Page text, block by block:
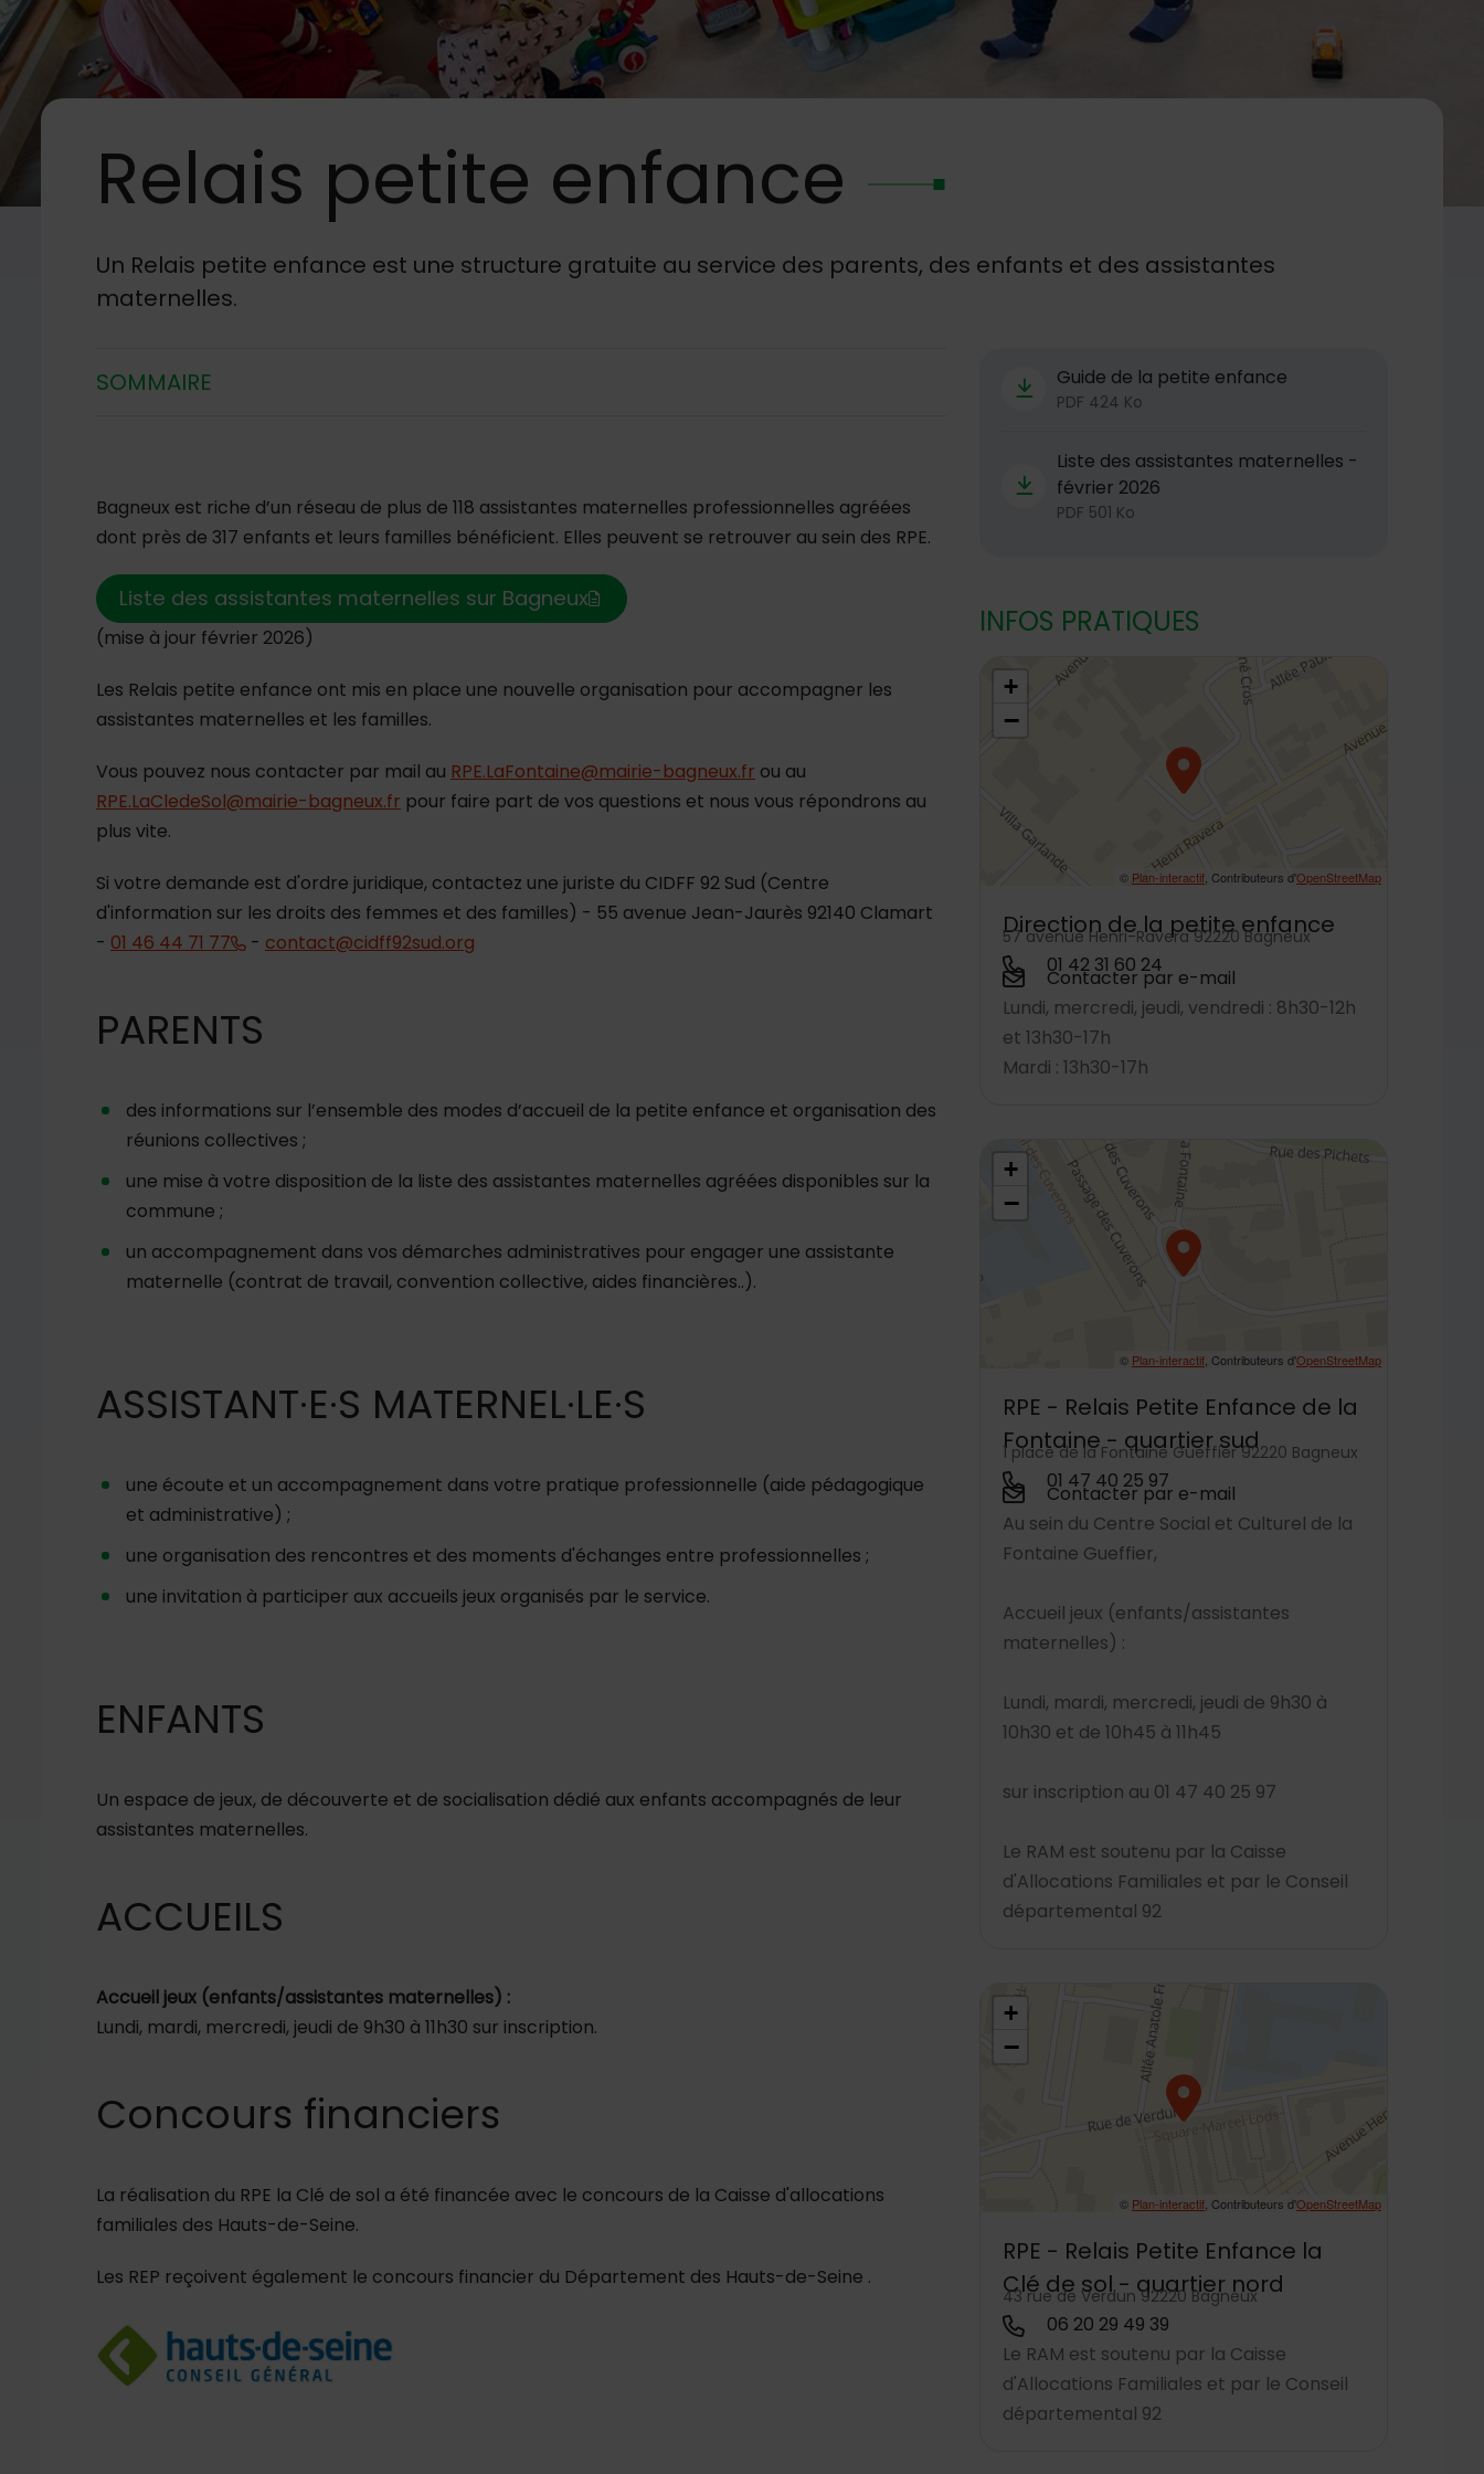
Image d'illustration de Relais petite enfance
Relais petite enfance
Un Relais petite enfance est une structure gratuite au service des parents, des enfants et des assistantes
maternelles.
SOMMAIRE
Bagneux est riche d’un réseau de plus de 118 assistantes maternelles professionnelles agréées
dont près de 317 enfants et leurs familles bénéficient. Elles peuvent se retrouver au sein des RPE.
Liste des assistantes maternelles sur Bagneux
(mise à jour février 2026)
Les Relais petite enfance ont mis en place une nouvelle organisation pour accompagner les
assistantes maternelles et les familles.
Vous pouvez nous contacter par mail au RPE.LaFontaine@mairie-bagneux.fr ou au
RPE.LaCledeSol@mairie-bagneux.fr pour faire part de vos questions et nous vous répondrons au
plus vite.
Si votre demande est d'ordre juridique, contactez une juriste du CIDFF 92 Sud (Centre
d'information sur les droits des femmes et des familles) - 55 avenue Jean-Jaurès 92140 Clamart
- 01 46 44 71 77 - contact@cidff92sud.org
PARENTS
des informations sur l’ensemble des modes d’accueil de la petite enfance et organisation des
réunions collectives ;
une mise à votre disposition de la liste des assistantes maternelles agréées disponibles sur la
commune ;
un accompagnement dans vos démarches administratives pour engager une assistante
maternelle (contrat de travail, convention collective, aides financières..).
ASSISTANT·E·S MATERNEL·LE·S
une écoute et un accompagnement dans votre pratique professionnelle (aide pédagogique
et administrative) ;
une organisation des rencontres et des moments d'échanges entre professionnelles ;
une invitation à participer aux accueils jeux organisés par le service.
ENFANTS
Un espace de jeux, de découverte et de socialisation dédié aux enfants accompagnés de leur
assistantes maternelles.
ACCUEILS
Accueil jeux (enfants/assistantes maternelles) :
Lundi, mardi, mercredi, jeudi de 9h30 à 11h30 sur inscription.
Concours financiers
La réalisation du RPE la Clé de sol a été financée avec le concours de la Caisse d'allocations
familiales des Hauts-de-Seine.
Les REP reçoivent également le concours financier du Département des Hauts-de-Seine .
Guide de la petite enfance
PDF 424 Ko
Liste des assistantes maternelles -
février 2026
PDF 501 Ko
INFOS PRATIQUES
48.7989059,2.304048
+
−
© Plan-interactif , Contributeurs d'OpenStreetMap
Direction de la petite enfance
57 avenue Henri-Ravera 92220 Bagneux
01 42 31 60 24
Contacter par e-mail
Lundi, mercredi, jeudi, vendredi : 8h30-12h
et 13h30-17h
Mardi : 13h30-17h
48.787773,2.304491
+
−
© Plan-interactif , Contributeurs d'OpenStreetMap
RPE - Relais Petite Enfance de la
Fontaine - quartier sud
1 place de la Fontaine Gueffier 92220 Bagneux
01 47 40 25 97
Contacter par e-mail
Au sein du Centre Social et Culturel de la
Fontaine Gueffier,
Accueil jeux (enfants/assistantes
maternelles) :
Lundi, mardi, mercredi, jeudi de 9h30 à
10h30 et de 10h45 à 11h45
sur inscription au 01 47 40 25 97
Le RAM est soutenu par la Caisse
d'Allocations Familiales et par le Conseil
départemental 92
48.801783,2.313913
+
−
© Plan-interactif , Contributeurs d'OpenStreetMap
RPE - Relais Petite Enfance la
Clé de sol - quartier nord
43 rue de Verdun 92220 Bagneux
06 20 29 49 39
Le RAM est soutenu par la Caisse
d'Allocations Familiales et par le Conseil
départemental 92